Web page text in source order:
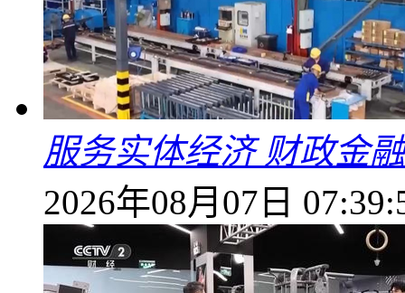
服务实体经济 财政金
2026年08月07日